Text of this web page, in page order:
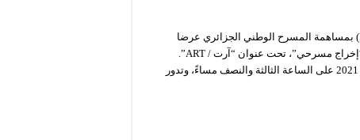
قدم لنا المعهد العالي لمهن فنون العرض والسمعي البصري (ISMAS) بمساهمة المسرح الوطني الجزائري عرضا
مسرحيا يندرج ضمن قائمة تخرج طلبة السنة الثانية ماستر تخصص “إخراج مسرحي”، تحت عنوان “آرت / ART”.
عُرضت المسرحية على خشبة المسرح الوطني يوم السبت 2 أكتوبر 2021 على الساعة الثالثة والنصف مساءً، وتدور